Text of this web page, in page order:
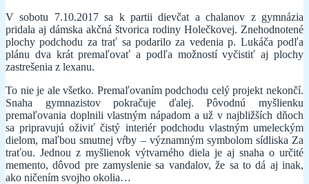
V sobotu 7.10.2017 sa k partii dievčat a chalanov z gymnázia
pridala aj dámska akčná štvorica rodiny Holečkovej. Znehodnotené
plochy podchodu za trať sa podarilo za vedenia p. Lukáča podľa
plánu dva krát premaľovať a podľa možností vyčistiť aj plochy
zastrešenia z lexanu.
To nie je ale všetko. Premaľovaním podchodu celý projekt nekončí.
Snaha gymnazistov pokračuje ďalej. Pôvodnú myšlienku
premaľovania doplnili vlastným nápadom a už v najbližších dňoch
sa pripravujú oživiť čistý interiér podchodu vlastným umeleckým
dielom, maľbou smutnej vŕby – významným symbolom sídliska Za
traťou. Jednou z myšlienok výtvarného diela je aj snaha o určité
memento, dôvod pre zamyslenie sa vandalov, že sa to dá aj inak,
ako ničením svojho okolia…